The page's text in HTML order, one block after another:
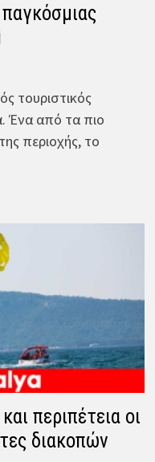
τουριστικός
Ένα από τα πιο
περιοχής, το
περιπέτεια οι
διακοπών